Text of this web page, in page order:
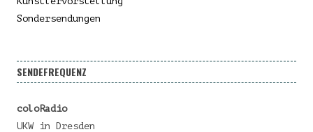
Sondersendungen
SENDEFREQUENZ
coloRadio
UKW in Dresden